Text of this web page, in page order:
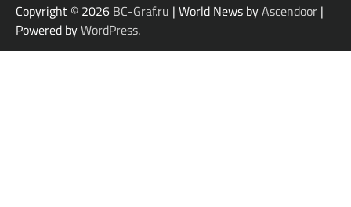
Copyright © 2026 BC-Graf.ru | World News byAscendoor |
Powered byWordPress.